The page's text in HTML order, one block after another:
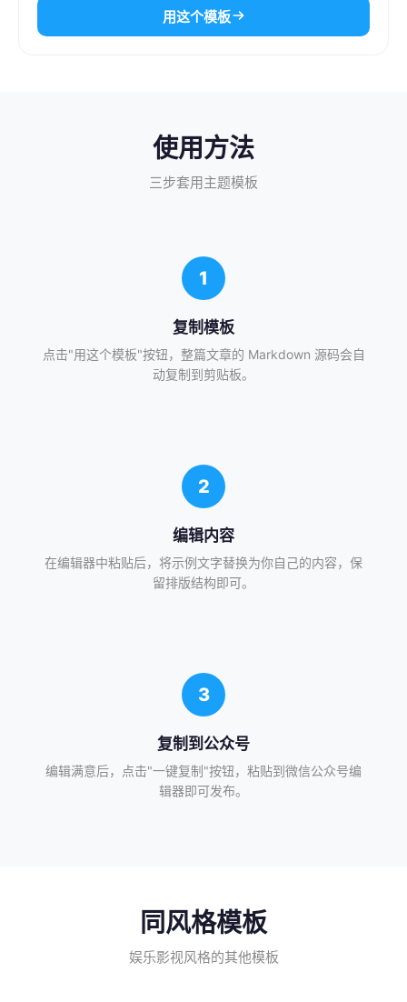
用这个模板
使用方法
三步套用主题模板
1
复制模板
点击"用这个模板"按钮，整篇文章的 Markdown 源码会自
动复制到剪贴板。
2
编辑内容
在编辑器中粘贴后，将示例文字替换为你自己的内容，保
留排版结构即可。
3
复制到公众号
编辑满意后，点击"一键复制"按钮，粘贴到微信公众号编
辑器即可发布。
同风格模板
娱乐影视风格的其他模板